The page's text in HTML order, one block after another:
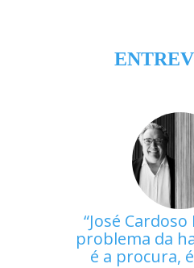
José
problema da
é a procura,